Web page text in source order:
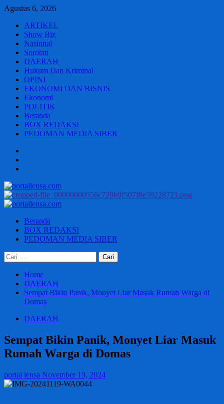
Skip
content
Agustus 6, 2026
ARTIKEL
Show Biz
Nasional
Sorotan
DAERAH
Hukum Dan Kriminal
OPINI
EKONOMI DAN BISNIS
Ekonomi
POLITIK
Beranda
BOX REDAKSI
PEDOMAN MEDIA SIBER
SIBER
Primary
Beranda
BOX REDAKSI
PEDOMAN MEDIA SIBER
Cari
untuk:
Home
DAERAH
Sempat Bikin Panik, Monyet Liar Masuk Rumah Warga di
Domas
DAERAH
Sempat Bikin Panik, Monyet Liar Masuk
Rumah Warga di Domas
portal lensa November 19, 2024